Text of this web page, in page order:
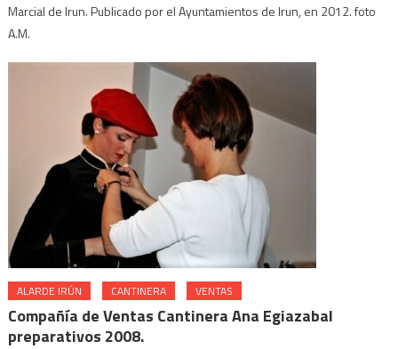
Marcial de Irun. Publicado por el Ayuntamientos de Irun, en 2012. foto
A.M.
ALARDE IRÚN CANTINERA VENTAS
Compañía de Ventas Cantinera Ana Egiazabal
preparativos 2008.